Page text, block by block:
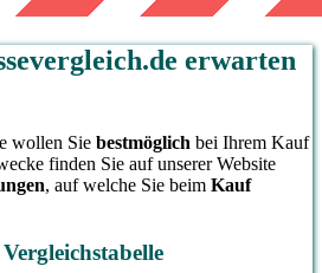
erwarten
wollen Sie bestmöglich bei Ihrem Kauf
finden Sie auf unserer Website
, auf welche Sie beim Kauf